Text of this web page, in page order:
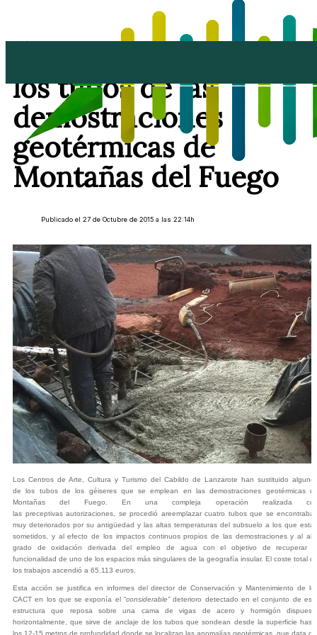
los tubos de las
demostraciones
geotérmicas de
Montañas del Fuego
Publicado el 27 de Octubre de 2015 a las 22:14h
Los Centros de Arte, Cultura y Turismo del Cabildo de Lanzarote han sustituido
de los tubos de los géiseres que se emplean en las demostraciones geotérmicas
Montañas del Fuego. En una compleja operación realizada
las preceptivas autorizaciones, se procedió areemplazar cuatro tubos que se
muy deteriorados por su antigüedad y las altas temperaturas del subsuelo a los que
sometidos, y al efecto de los impactos continuos propios de las demostracionesy al
grado de oxidaciónderivada delempleode agua con el objetivo de recuperar
funcionalidad de uno de los espacios más singulares de la geografía insular. El coste total
los trabajos ascendió a 65.113 euros.
Esta acción se justifica en informes del director de Conservación y Mantenimiento de
CACT en los que se exponía el “considerable”deterioro detectado en el conjunto de
estructura que reposa sobre una cama de vigas de acero y hormigón
horizontalmente, que sirve de anclaje de los tubos que sondean desde la superficie
los 12-15 metros de profundidad donde se localizan las anomalías geotérmicas, que data